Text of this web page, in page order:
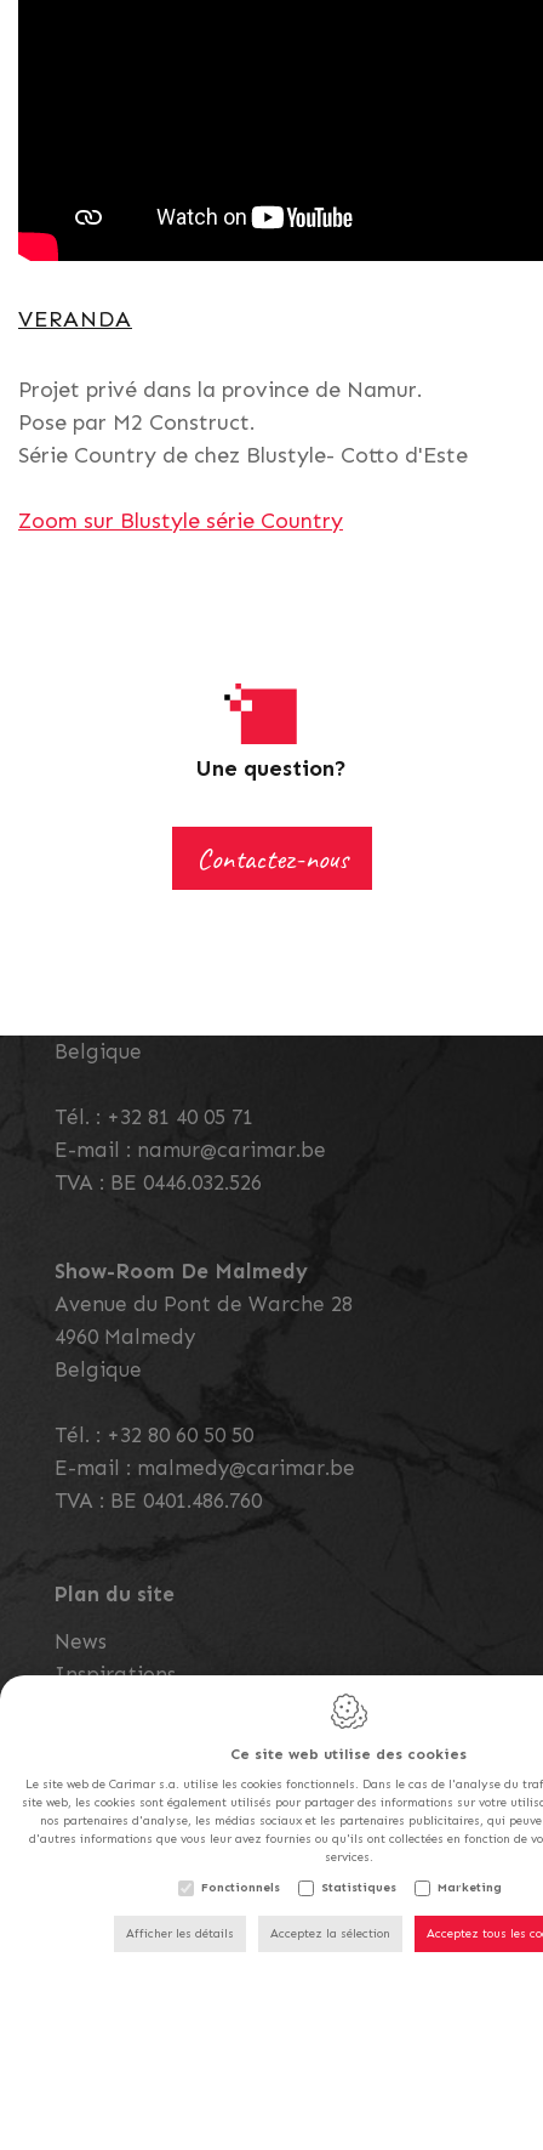
VERANDA
Projet privé dans la province de Namur.
Pose par M2 Construct.
Série Country de chez Blustyle- Cotto d'Este
Zoom sur Blustyle série Country
Une question?
Contactez-nous
Braine l'Alleud
info@carimar.be
TVA : BE 0401.486.760
Belgique
Tél. : +32 81 40 05 71
E-mail : namur@carimar.be
TVA : BE 0446.032.526
Show-Room De Malmedy
Avenue du Pont de Warche 28
4960 Malmedy
Belgique
Tél. : +32 80 60 50 50
E-mail : malmedy@carimar.be
TVA : BE 0401.486.760
Plan du site
News
Inspirations
Nos showrooms
Formations
NOS MAGASINS SERONT
SAMEDI 15/08.
Ce site web utilise des cookies
Le site web de Carimar s.a. utilise les cookies fonctionnels. Dans le cas de l'analyse du
site web, les cookies sont également utilisés pour partager des informations sur votre
nos partenaires d'analyse, les médias sociaux et les partenaires publicitaires, qui
d'autres informations que vous leur avez fournies ou qu'ils ont collectées en fonction de
services.
Fonctionnels Statistiques Marketing
Afficher les détails Acceptez la sélection Acceptez tous les